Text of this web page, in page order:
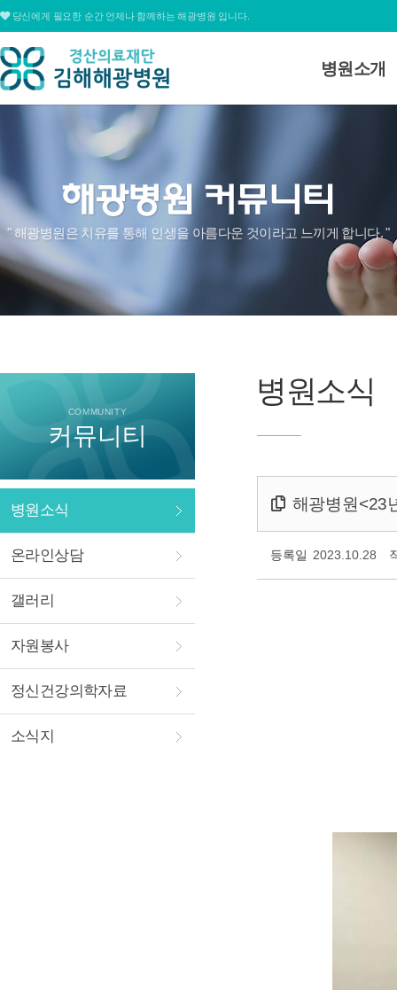
당신에게 필요한 순간 언제나 함께하는 해광병원 입니다.
병원소개
병원장 인사
병원연혁
심볼&로고
병원조직도
병원둘러보
찾아오시는
대표전화
055.311.1678
평일
09:00 ~ 12:30 / 13:30 ~ 17:00
토요일09:00 ~ 15:00
" 해광병원은 치유를 통해 인생을 아름다운 것이라고 느끼게 합니다. "
COMMUNITY
커뮤니티
병원소식
온라인상담
갤러리
자원봉사
정신건강의학자료
소식지
병원소식
해광병원<23
등록일 2023.10.28